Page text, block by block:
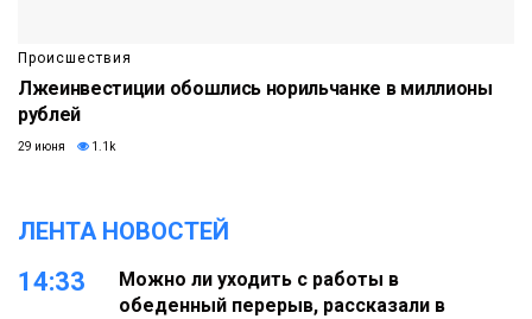
Происшествия
Лжеинвестиции обошлись норильчанке в миллионы
рублей
29 июня 1.1k
ЛЕНТА НОВОСТЕЙ
14:33
Можно ли уходить с работы в
обеденный перерыв, рассказали в